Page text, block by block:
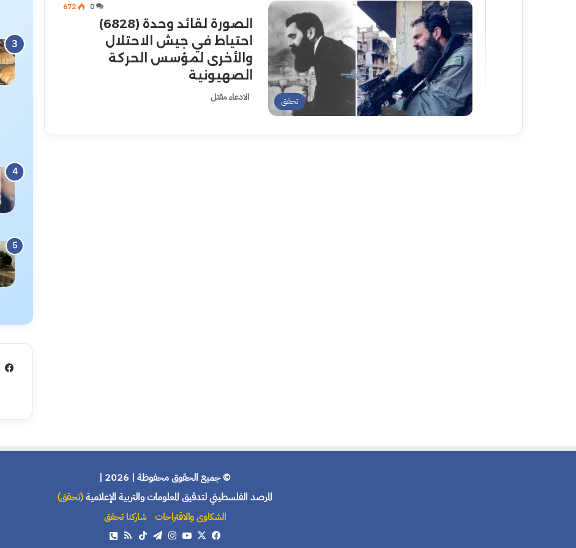
تحقق
0
672
الصورة لقائد وحدة (6828)
احتياط في جيش الاحتلال
والأخرى لمؤسس الحركة
الصهيونية
الادعاء مقتل
© جميع الحقوق محفوظة | 2026 |
المرصد الفلسطيني لتدقيق المعلومات والتربية الإعلامية(تحقق)
الشكاوى والاقتراحات
شاركنا تحقق
فيسبوك
X يوتيوبانستقرامتيلقرام‫TikTokملخص